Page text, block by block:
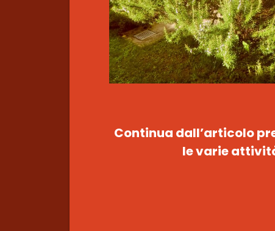
Continua dall’articolo
le varie